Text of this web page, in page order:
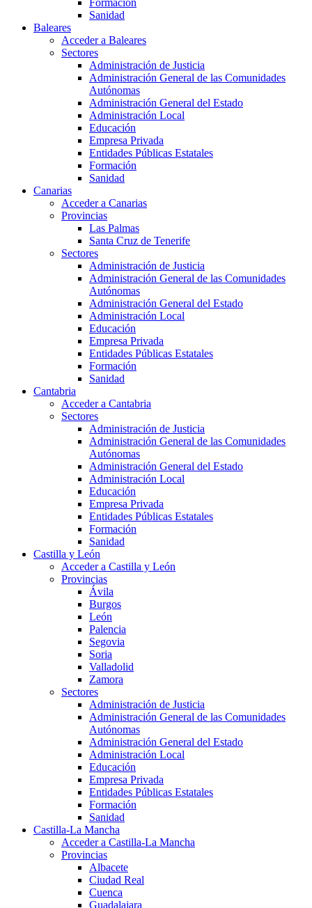
Formación
Sanidad
Baleares
Acceder a Baleares
Sectores
Administración de Justicia
Administración General de las Comunidades
Autónomas
Administración General del Estado
Administración Local
Educación
Empresa Privada
Entidades Públicas Estatales
Formación
Sanidad
Canarias
Acceder a Canarias
Provincias
Las Palmas
Santa Cruz de Tenerife
Sectores
Administración de Justicia
Administración General de las Comunidades
Autónomas
Administración General del Estado
Administración Local
Educación
Empresa Privada
Entidades Públicas Estatales
Formación
Sanidad
Cantabria
Acceder a Cantabria
Sectores
Administración de Justicia
Administración General de las Comunidades
Autónomas
Administración General del Estado
Administración Local
Educación
Empresa Privada
Entidades Públicas Estatales
Formación
Sanidad
Castilla y León
Acceder a Castilla y León
Provincias
Ávila
Burgos
León
Palencia
Segovia
Soria
Valladolid
Zamora
Sectores
Administración de Justicia
Administración General de las Comunidades
Autónomas
Administración General del Estado
Administración Local
Educación
Empresa Privada
Entidades Públicas Estatales
Formación
Sanidad
Castilla-La Mancha
Acceder a Castilla-La Mancha
Provincias
Albacete
Ciudad Real
Cuenca
Guadalajara